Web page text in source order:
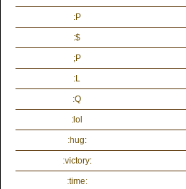
:P
:$
;P
:L
:Q
:lol
:hug:
:victory:
:time: